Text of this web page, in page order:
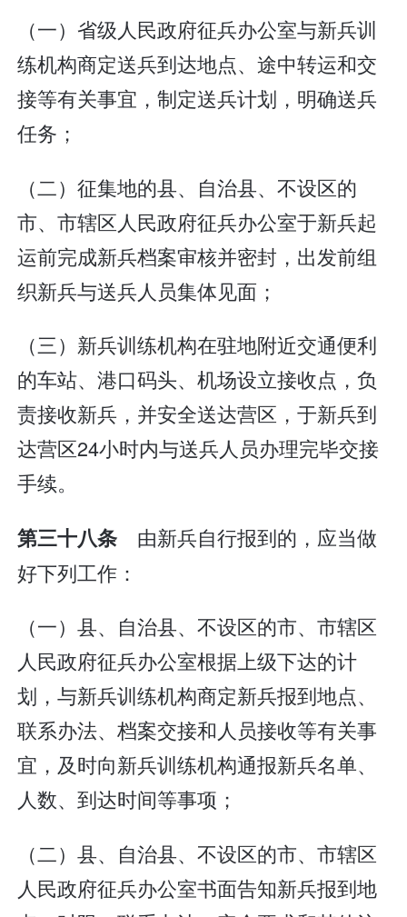
（一）省级人民政府征兵办公室与新兵训
练机构商定送兵到达地点、途中转运和交
接等有关事宜，制定送兵计划，明确送兵
任务；
（二）征集地的县、自治县、不设区的
市、市辖区人民政府征兵办公室于新兵起
运前完成新兵档案审核并密封，出发前组
织新兵与送兵人员集体见面；
（三）新兵训练机构在驻地附近交通便利
的车站、港口码头、机场设立接收点，负
责接收新兵，并安全送达营区，于新兵到
达营区24小时内与送兵人员办理完毕交接
手续。
第三十八条 由新兵自行报到的，应当做
好下列工作：
（一）县、自治县、不设区的市、市辖区
人民政府征兵办公室根据上级下达的计
划，与新兵训练机构商定新兵报到地点、
联系办法、档案交接和人员接收等有关事
宜，及时向新兵训练机构通报新兵名单、
人数、到达时间等事项；
（二）县、自治县、不设区的市、市辖区
人民政府征兵办公室书面告知新兵报到地